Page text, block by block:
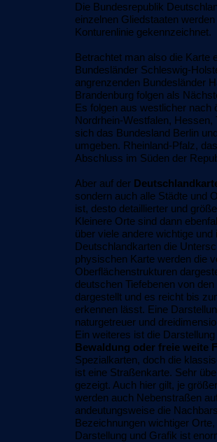
Die Bundesrepublik
einzelnen Gliedstaaten
Konturenlinie gekennzeichnet.
Betrachtet man also die Karte
Bundesländer Schleswig-
angrenzenden Bundesländer
Brandenburg folgen als
Es folgen aus westlicher nach
Nordrhein-Westfalen,
sich das Bundesland Berlin
umgeben. Rheinland-Pfalz,
Abschluss im Süden der
Aber auf der
sondern auch alle Städte und
ist, desto detaillierter und
Kleinere Orte sind dann
über viele andere wichtige
Deutschlandkarten die
physischen Karte werden die
Oberflächenstrukturen
deutschen Tiefebenen von
dargestellt und es reicht bis
erkennen lässt. Eine
naturgetreuer und
Ein weiteres ist die
Bewaldung oder freie weite
Spezialkarten, doch die
ist eine Straßenkarte. Sehr
gezeigt. Auch hier gilt, je
werden auch Nebenstraßen
andeutungsweise die
Bezeichnungen wichtiger
Darstellung und Grafik ist